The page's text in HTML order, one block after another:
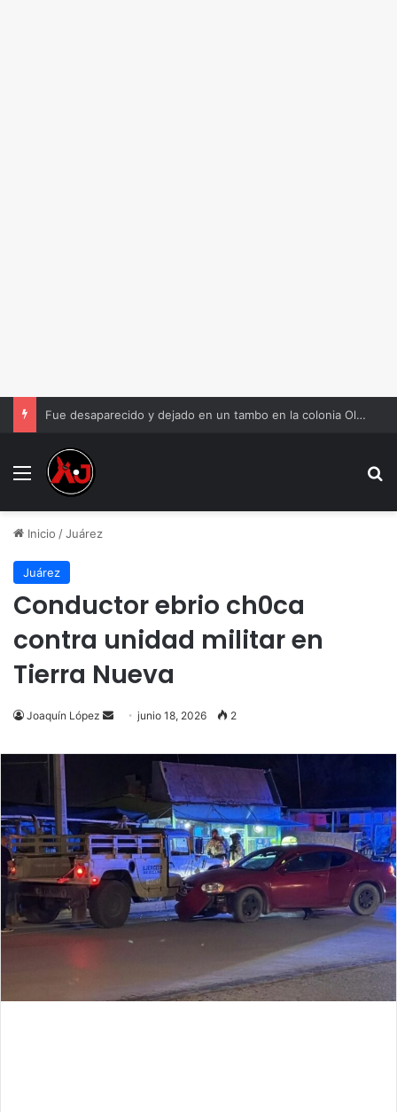
Fue desaparecido y dejado en un tambo en la colonia Olivia Espinoza
Menu
Inicio /Juárez
Juárez
Conductor ebrio ch0ca
contra unidad militar en
Tierra Nueva
Joaquín López
Send
email
junio 18, 2026 2